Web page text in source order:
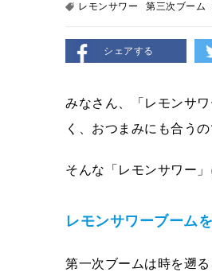
レモンサワー
第三次ブーム
シェアする
みなさん、「レモンサ
く、おつまみにも合う
そんな「レモンサワー
レモンサワーブーム
第一次ブームは時を遡